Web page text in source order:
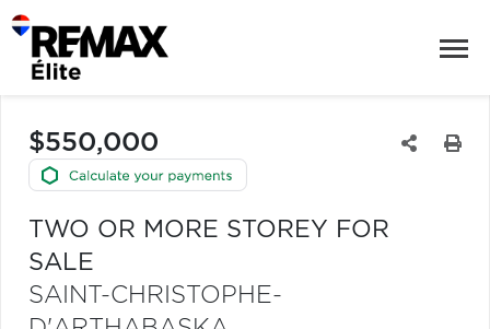
$550,000
TWO OR MORE STOREY FOR
SALE
SAINT-CHRISTOPHE-